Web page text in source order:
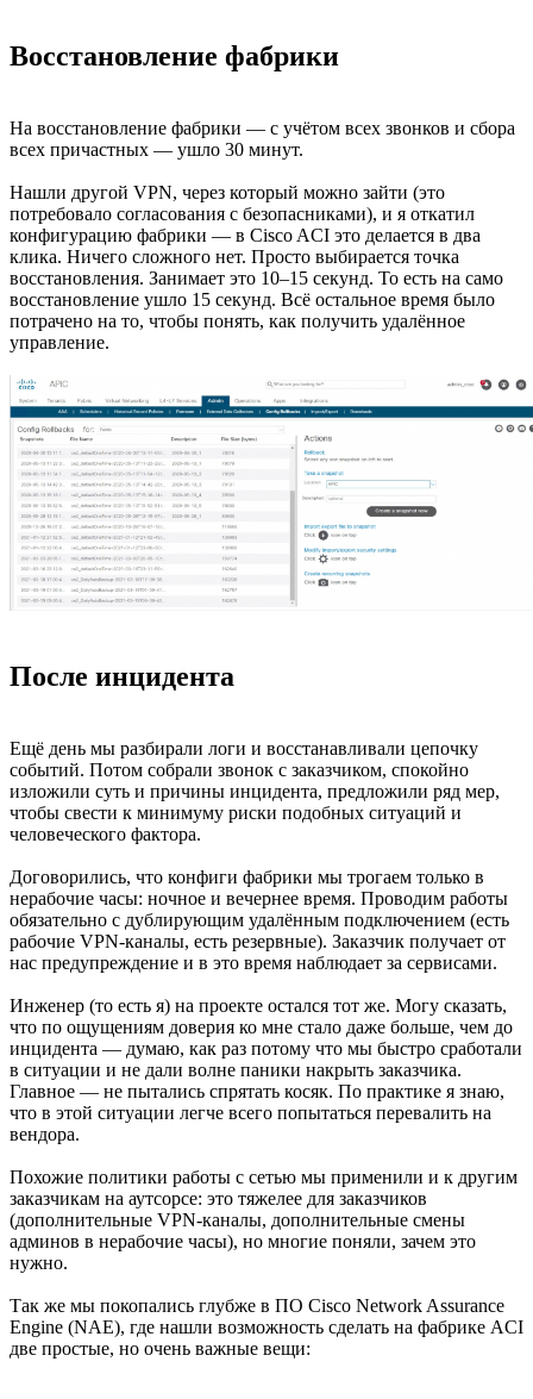
Восстановление фабрики
На восстановление фабрики — с учётом всех звонков и сбора
всех причастных — ушло 30 минут.
Нашли другой VPN, через который можно зайти (это
потребовало согласования с безопасниками), и я откатил
конфигурацию фабрики — в Cisco ACI это делается в два
клика. Ничего сложного нет. Просто выбирается точка
восстановления. Занимает это 10–15 секунд. То есть на само
восстановление ушло 15 секунд. Всё остальное время было
потрачено на то, чтобы понять, как получить удалённое
управление.
После инцидента
Ещё день мы разбирали логи и восстанавливали цепочку
событий. Потом собрали звонок с заказчиком, спокойно
изложили суть и причины инцидента, предложили ряд мер,
чтобы свести к минимуму риски подобных ситуаций и
человеческого фактора.
Договорились, что конфиги фабрики мы трогаем только в
нерабочие часы: ночное и вечернее время. Проводим работы
обязательно с дублирующим удалённым подключением (есть
рабочие VPN-каналы, есть резервные). Заказчик получает от
нас предупреждение и в это время наблюдает за сервисами.
Инженер (то есть я) на проекте остался тот же. Могу сказать,
что по ощущениям доверия ко мне стало даже больше, чем до
инцидента — думаю, как раз потому что мы быстро сработали
в ситуации и не дали волне паники накрыть заказчика.
Главное — не пытались спрятать косяк. По практике я знаю,
что в этой ситуации легче всего попытаться перевалить на
вендора.
Похожие политики работы с сетью мы применили и к другим
заказчикам на аутсорсе: это тяжелее для заказчиков
(дополнительные VPN-каналы, дополнительные смены
админов в нерабочие часы), но многие поняли, зачем это
нужно.
Так же мы покопались глубже в ПО Cisco Network Assurance
Engine (NAE), где нашли возможность сделать на фабрике ACI
две простые, но очень важные вещи: